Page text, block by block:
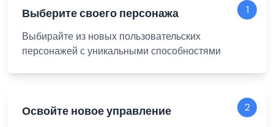
1
Выберите своего персонажа
Выбирайте из новых пользовательских
персонажей с уникальными способностями
2
Освойте новое управление